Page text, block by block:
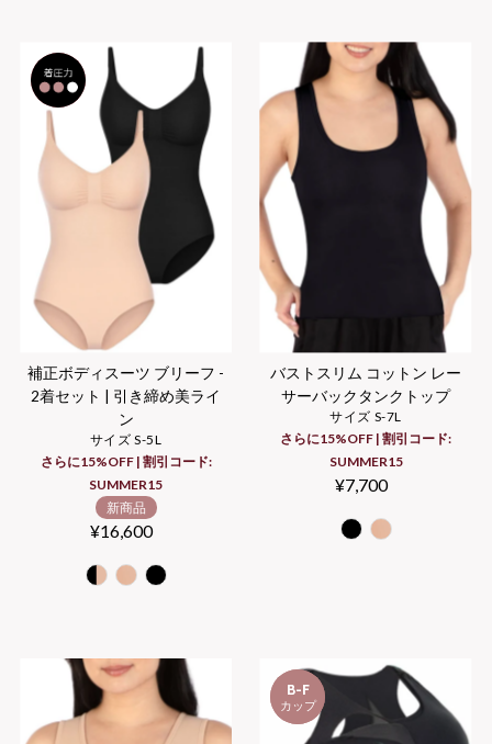
2
セット
補正ボディスーツ ブリーフ -
2着セット | 引き締め美ライ
ン
サイズ S-5L
さらに15%OFF | 割引コード:
SUMMER15
新商品
Regular
¥16,600
バストスリム コットン レー
サーバックタンクトップ
サイズ S-7L
さらに15%OFF | 割引コード:
SUMMER15
Regular
¥7,700
3
セット
B-F
カップ